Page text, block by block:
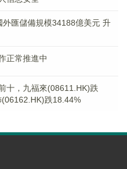
外匯儲備規模34188億美元 升
正常推進中
十，九福來(08611.HK)跌
跌18.44%